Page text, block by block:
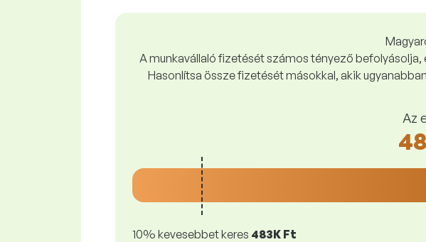
A munkavállaló fizetését számos tényező
Hasonlítsa össze fizetését másokkal, akik
Az
10% kevesebbet keres 483K Ft